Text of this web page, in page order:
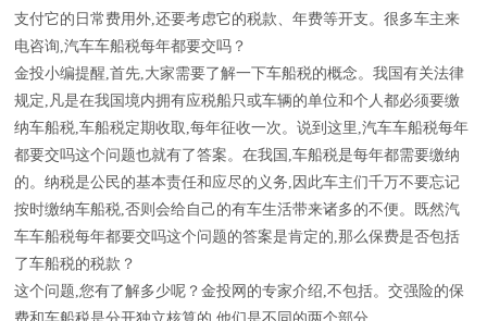
支付它的日常费用外,还要考虑它的税款、年费等开支。很多车主来
电咨询,汽车车船税每年都要交吗？
金投小编提醒,首先,大家需要了解一下车船税的概念。我国有关法律
规定,凡是在我国境内拥有应税船只或车辆的单位和个人都必须要缴
纳车船税,车船税定期收取,每年征收一次。说到这里,汽车车船税每年
都要交吗这个问题也就有了答案。在我国,车船税是每年都需要缴纳
的。纳税是公民的基本责任和应尽的义务,因此车主们千万不要忘记
按时缴纳车船税,否则会给自己的有车生活带来诸多的不便。既然汽
车车船税每年都要交吗这个问题的答案是肯定的,那么保费是否包括
了车船税的税款？
这个问题,您有了解多少呢？金投网的专家介绍,不包括。交强险的保